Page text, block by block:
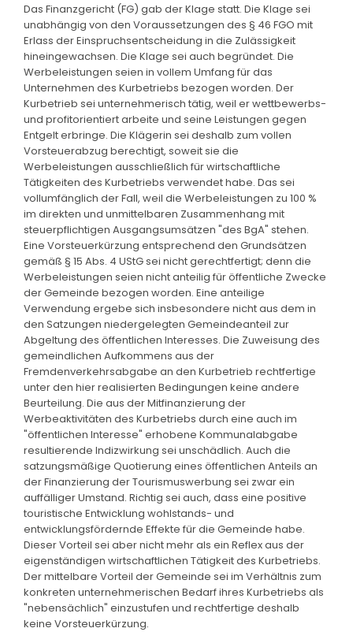
Das Finanzgericht (FG) gab der Klage statt. Die Klage sei
unabhängig von den Voraussetzungen des § 46 FGO mit
Erlass der Einspruchsentscheidung in die Zulässigkeit
hineingewachsen. Die Klage sei auch begründet. Die
Werbeleistungen seien in vollem Umfang für das
Unternehmen des Kurbetriebs bezogen worden. Der
Kurbetrieb sei unternehmerisch tätig, weil er wettbewerbs-
und profitorientiert arbeite und seine Leistungen gegen
Entgelt erbringe. Die Klägerin sei deshalb zum vollen
Vorsteuerabzug berechtigt, soweit sie die
Werbeleistungen ausschließlich für wirtschaftliche
Tätigkeiten des Kurbetriebs verwendet habe. Das sei
vollumfänglich der Fall, weil die Werbeleistungen zu 100 %
im direkten und unmittelbaren Zusammenhang mit
steuerpflichtigen Ausgangsumsätzen "des BgA" stehen.
Eine Vorsteuerkürzung entsprechend den Grundsätzen
gemäß § 15 Abs. 4 UStG sei nicht gerechtfertigt; denn die
Werbeleistungen seien nicht anteilig für öffentliche Zwecke
der Gemeinde bezogen worden. Eine anteilige
Verwendung ergebe sich insbesondere nicht aus dem in
den Satzungen niedergelegten Gemeindeanteil zur
Abgeltung des öffentlichen Interesses. Die Zuweisung des
gemeindlichen Aufkommens aus der
Fremdenverkehrsabgabe an den Kurbetrieb rechtfertige
unter den hier realisierten Bedingungen keine andere
Beurteilung. Die aus der Mitfinanzierung der
Werbeaktivitäten des Kurbetriebs durch eine auch im
"öffentlichen Interesse" erhobene Kommunalabgabe
resultierende Indizwirkung sei unschädlich. Auch die
satzungsmäßige Quotierung eines öffentlichen Anteils an
der Finanzierung der Tourismuswerbung sei zwar ein
auffälliger Umstand. Richtig sei auch, dass eine positive
touristische Entwicklung wohlstands- und
entwicklungsfördernde Effekte für die Gemeinde habe.
Dieser Vorteil sei aber nicht mehr als ein Reflex aus der
eigenständigen wirtschaftlichen Tätigkeit des Kurbetriebs.
Der mittelbare Vorteil der Gemeinde sei im Verhältnis zum
konkreten unternehmerischen Bedarf ihres Kurbetriebs als
"nebensächlich" einzustufen und rechtfertige deshalb
keine Vorsteuerkürzung.